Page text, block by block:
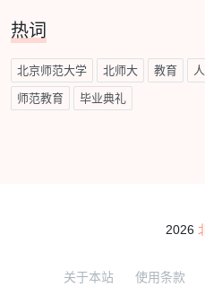
热词
北京师范大学 北师大 教育
师范教育 毕业典礼
2026
关于本站 使用条款